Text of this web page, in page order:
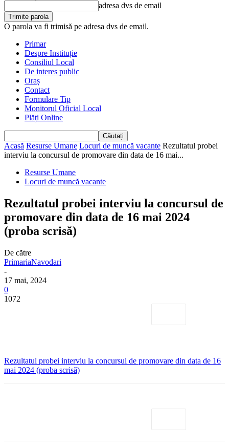
adresa dvs de email
O parola va fi trimisă pe adresa dvs de email.
Primar
Despre Instituție
Consiliul Local
De interes public
Oraș
Contact
Formulare Tip
Monitorul Oficial Local
Plăți Online
Acasă Resurse Umane Locuri de muncă vacante Rezultatul probei
interviu la concursul de promovare din data de 16 mai...
Resurse Umane
Locuri de muncă vacante
Rezultatul probei interviu la concursul de
promovare din data de 16 mai 2024
(proba scrisă)
De către
PrimariaNavodari
-
17 mai, 2024
0
1072
Rezultatul probei interviu la concursul de promovare din data de 16
mai 2024 (proba scrisă)